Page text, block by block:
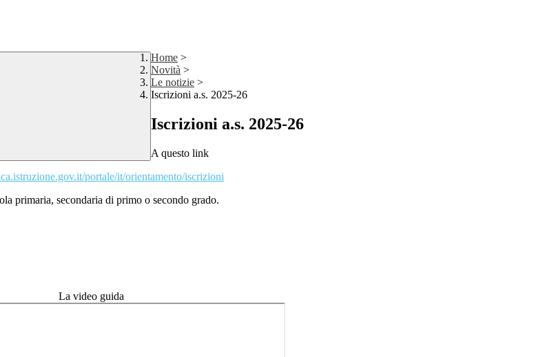
Home >
Novità >
Le notizie >
Iscrizioni a.s. 2025-26
Iscrizioni a.s. 2025-26
A questo link
portale/it/orientamento/iscrizioni
primaria, secondaria di primo o secondo grado.
La video guida